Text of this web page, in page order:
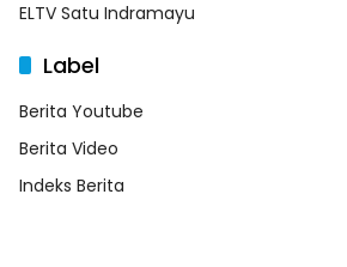
ELTV Satu Indramayu
Label
Berita Youtube
Berita Video
Indeks Berita